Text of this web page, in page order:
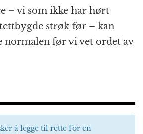
– vi som ikke har hørt
strøk før – kan
normalen før vi vet ordet av
å legge til rette for en